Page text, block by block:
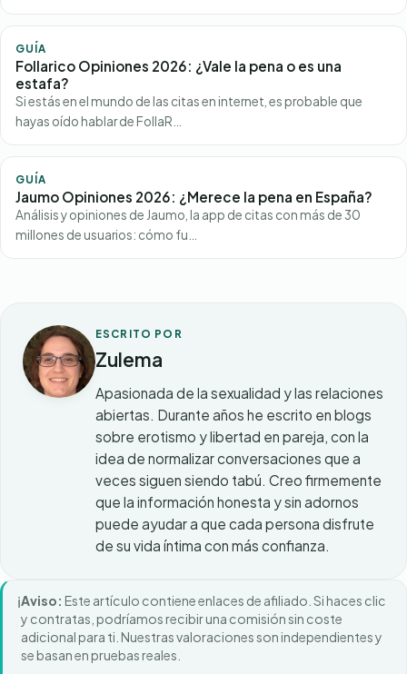
GUÍA
Follarico Opiniones 2026: ¿Vale la pena o es una
estafa?
Si estás en el mundo de las citas en internet, es probable que
hayas oído hablar de FollaR…
GUÍA
Jaumo Opiniones 2026: ¿Merece la pena en España?
Análisis y opiniones de Jaumo, la app de citas con más de 30
millones de usuarios: cómo fu…
ESCRITO POR
Zulema
Apasionada de la sexualidad y las relaciones
abiertas. Durante años he escrito en blogs
sobre erotismo y libertad en pareja, con la
idea de normalizar conversaciones que a
veces siguen siendo tabú. Creo firmemente
que la información honesta y sin adornos
puede ayudar a que cada persona disfrute
de su vida íntima con más confianza.
ℹ️Aviso: Este artículo contiene enlaces de afiliado. Si haces clic
y contratas, podríamos recibir una comisión sin coste
adicional para ti. Nuestras valoraciones son independientes y
se basan en pruebas reales.